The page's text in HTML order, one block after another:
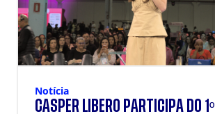
Notícia
CÁSPER LÍBERO PARTICIPA DO 1º